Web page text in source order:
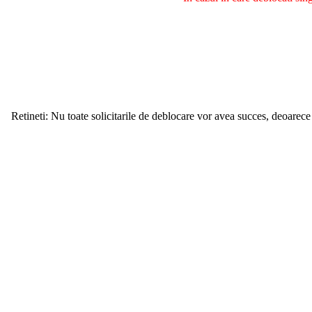
Retineti: Nu toate solicitarile de deblocare vor avea succes,